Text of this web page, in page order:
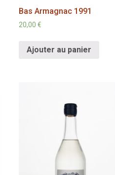
Bas Armagnac 1991
20,00€
Ajouter au panier